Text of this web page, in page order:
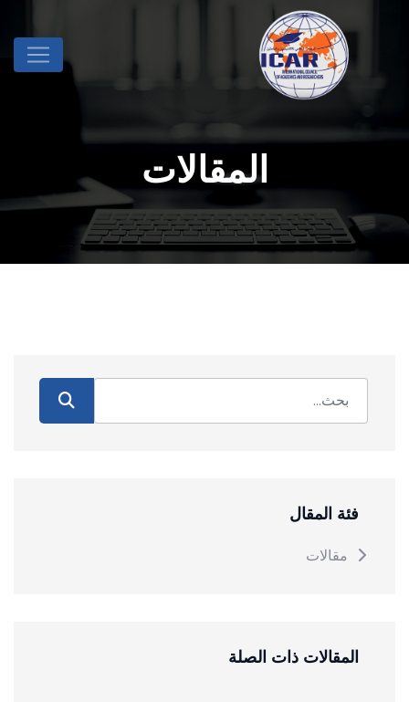
المقالات
فئة المقال
مقالات
المقالات ذات الصلة